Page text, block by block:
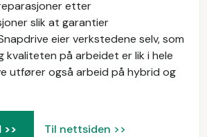
etter
slik at garantier
eier verkstedene selv, som
kvaliteten på arbeidet er lik i hele
utfører også arbeid på hybrid og
Til nettsiden >>